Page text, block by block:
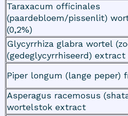
Taraxacum officinales
(paardebloem/pissenlit)
(0,2%)
Glycyrrhiza glabra wortel
(gedeglycyrrhiseerd) extract
Piper longum (lange peper)
Asperagus racemosus
wortelstok extract